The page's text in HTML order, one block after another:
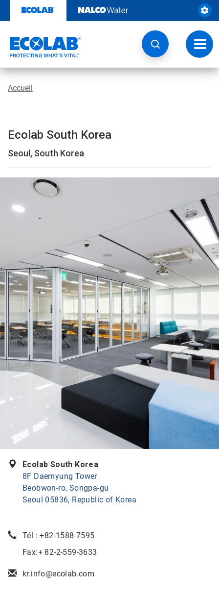
contenu
la
Accueil
Ecolab South Korea
Seoul, South Korea
Ecolab South Korea
8F Daemyung Tower
Beobwon-ro, Songpa-gu
Seoul 05836, Republic of Korea
Tél :+82-1588-7595
Fax:+ 82-2-559-3633
kr.info@ecolab.com